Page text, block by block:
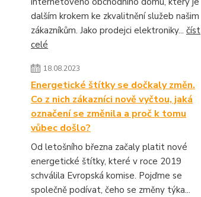
dalším krokem ke zkvalitnění služeb našim
zákazníkům. Jako prodejci elektroniky... číst
celé
18.08.2023
Energetické štítky se dočkaly změn.
Co z nich zákazníci nově vyčtou, jaká
označení se změnila a proč k tomu
vůbec došlo?
Od letošního března začaly platit nové
energetické štítky, které v roce 2019
schválila Evropská komise. Pojďme se
společně podívat, čeho se změny týka...